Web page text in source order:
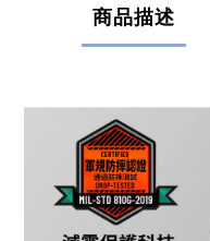
商品描述